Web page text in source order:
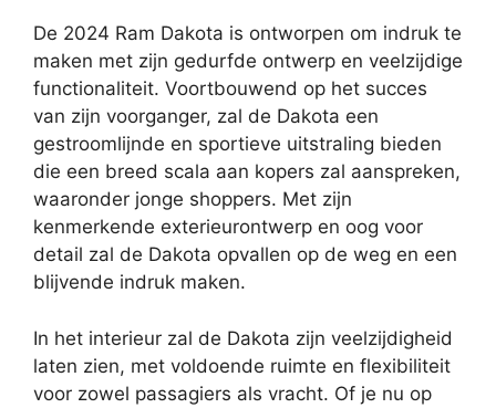
De 2024 Ram Dakota is ontworpen om indruk te
maken met zijn gedurfde ontwerp en veelzijdige
functionaliteit. Voortbouwend op het succes
van zijn voorganger, zal de Dakota een
gestroomlijnde en sportieve uitstraling bieden
die een breed scala aan kopers zal aanspreken,
waaronder jonge shoppers. Met zijn
kenmerkende exterieurontwerp en oog voor
detail zal de Dakota opvallen op de weg en een
blijvende indruk maken.
In het interieur zal de Dakota zijn veelzijdigheid
laten zien, met voldoende ruimte en flexibiliteit
voor zowel passagiers als vracht. Of je nu op